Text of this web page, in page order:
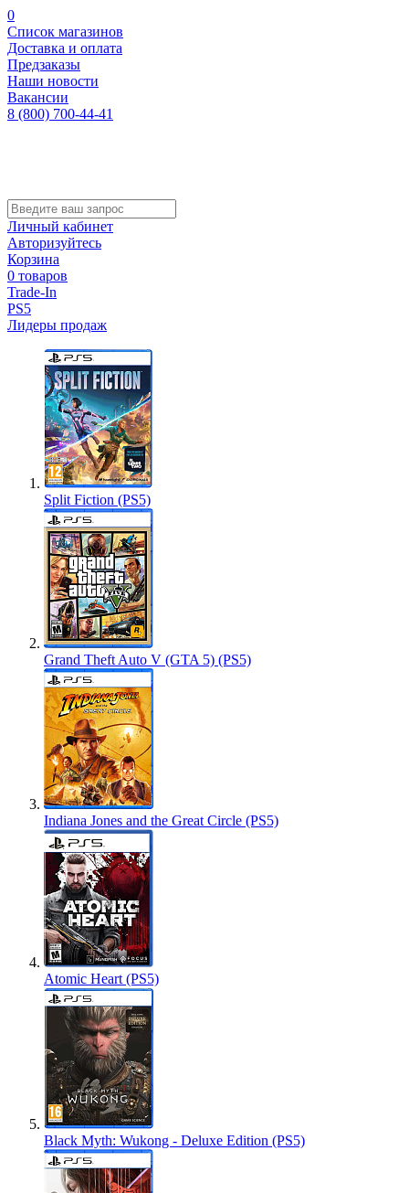
0
Список магазинов
Доставка и оплата
Предзаказы
Наши новости
Вакансии
8 (800) 700-44-41
Личный кабинет
Авторизуйтесь
Корзина
0 товаров
Trade-In
PS5
Лидеры продаж
Split Fiction (PS5)
Grand Theft Auto V (GTA 5) (PS5)
Indiana Jones and the Great Circle (PS5)
Atomic Heart (PS5)
Black Myth: Wukong - Deluxe Edition (PS5)